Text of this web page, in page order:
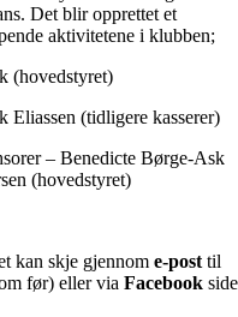
Det blir opprettet et
aktivitetene i klubben;
(hovedstyret)
(tidligere kasserer)
– Benedicte Børge-Ask
(hovedstyret)
kan skje gjennom e-post til
før) eller via Facebook